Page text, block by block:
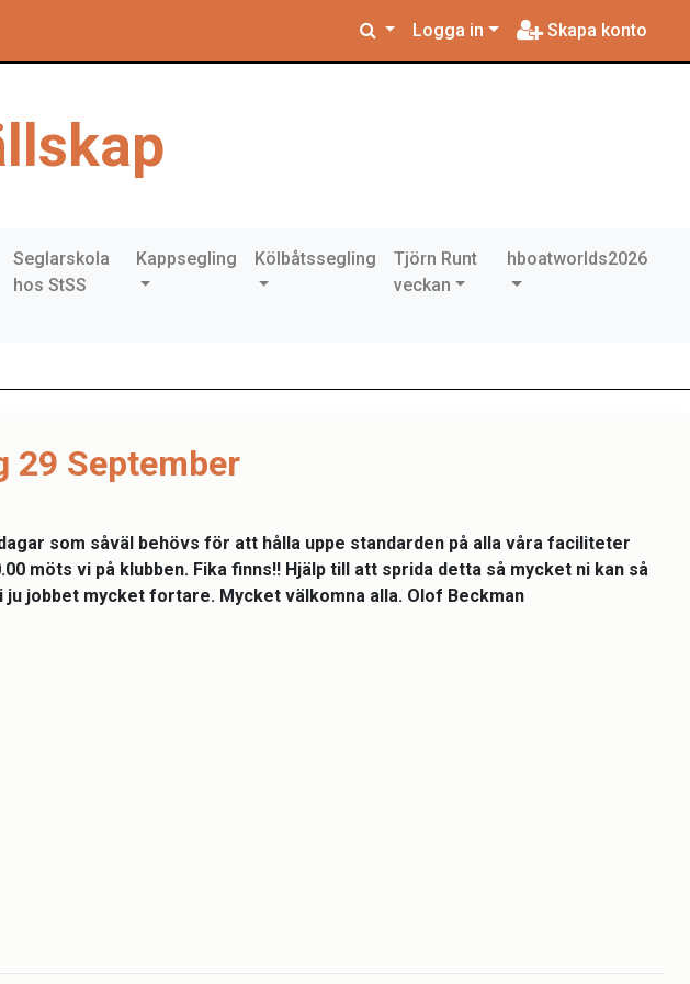
Logga in Skapa konto
Seglarskola
hos StSS
Kappsegling Kölbåtssegling
Tjörn Runt
veckan
hboatworlds2026
29 September
som såväl behövs för att hålla uppe standarden på alla våra faciliteter
möts vi på klubben. Fika finns!! Hjälp till att sprida detta så mycket ni kan så
jobbet mycket fortare. Mycket välkomna alla. Olof Beckman